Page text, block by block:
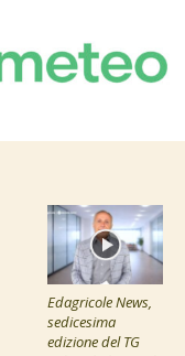
Edagricole News,
sedicesima
edizione del TG